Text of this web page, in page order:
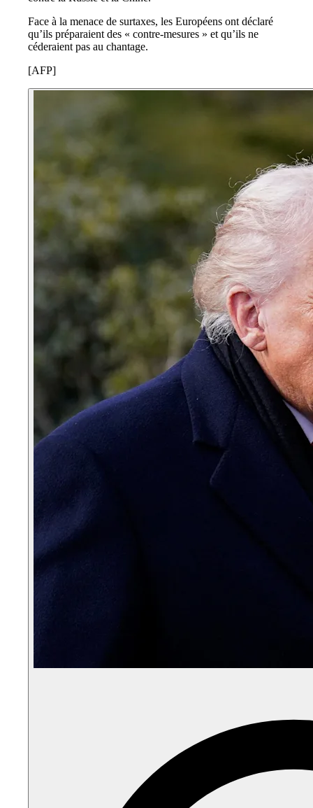
Face à la menace de surtaxes, les Européens ont déclaré
qu’ils préparaient des « contre-mesures » et qu’ils ne
céderaient pas au chantage.
[AFP]